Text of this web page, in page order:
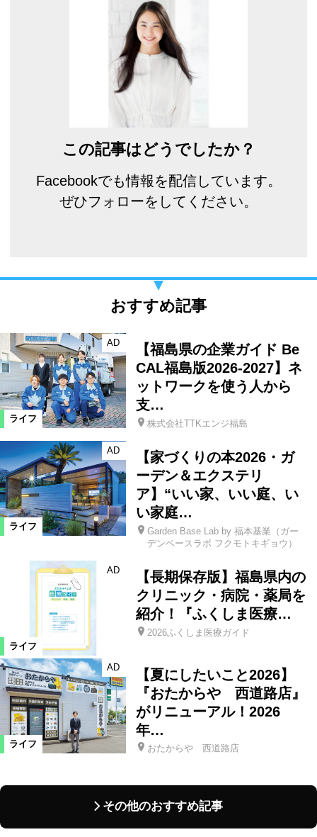
この記事はどうでしたか？
Facebookでも情報を配信しています。
ぜひフォローをしてください。
おすすめ記事
ライフ
AD
【福島県の企業ガイド Be
CAL福島版2026-2027】ネ
ットワークを使う人から
支…
株式会社TTKエンジ福島
ライフ
AD
【家づくりの本2026・ガ
ーデン＆エクステリ
ア】“いい家、いい庭、い
い家庭…
Garden Base Lab by 福本基業（ガー
デンベースラボ フクモトキギョウ）
ライフ
AD
【長期保存版】福島県内の
クリニック・病院・薬局を
紹介！『ふくしま医療…
2026ふくしま医療ガイド
ライフ
AD
【夏にしたいこと2026】
『おたからや 西道路店』
がリニューアル！2026
年…
おたからや 西道路店
その他のおすすめ記事